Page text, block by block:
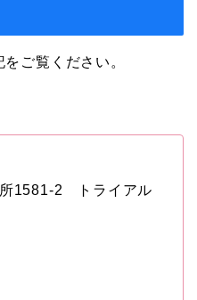
ご覧ください。
1581-2 トライアル